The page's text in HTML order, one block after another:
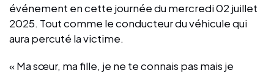
événement en cette journée du mercredi 02 juillet
2025. Tout comme le conducteur du véhicule qui
aura percuté la victime.
« Ma sœur, ma fille, je ne te connais pas mais je